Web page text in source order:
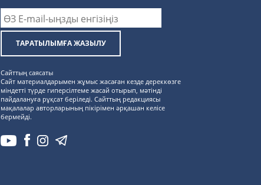
ТАРАТЫЛЫМҒА ЖАЗЫЛУ
Сайттың саясаты
Сайт материалдарымен жұмыс жасаған кезде дереккөзге
міндетті түрде гиперсілтеме жасай отырып, мәтінді
пайдалануға рұқсат беріледі. Сайттың редакциясы
мақалалар авторларының пікірімен әрқашан келісе
бермейді.